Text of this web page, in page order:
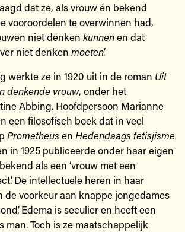
dat ze, als vrouw én bekend
vooroordelen te overwinnen had,
niet denken kunnenen dat
niet denken moeten’.
werkte ze in 1920 uit in de roman Uit
denkende vrouw, onder het
Abbing. Hoofdpersoon Marianne
een filosofisch boek dat in veel
Prometheus en Hedendaags fetisjisme
in 1925 publiceerde onder haar eigen
als een ‘vrouw met een
De intellectuele heren in haar
de voorkeur aan knappe jongedames
Edema is seculier en heeft een
man. Toch is ze maatschappelijk